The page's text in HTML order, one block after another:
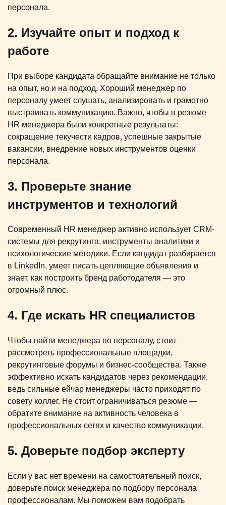
персонала.
2. Изучайте опыт и подход к
работе
При выборе кандидата обращайте внимание не только
на опыт, но и на подход. Хороший менеджер по
персоналу умеет слушать, анализировать и грамотно
выстраивать коммуникацию. Важно, чтобы в резюме
HR менеджера были конкретные результаты:
сокращение текучести кадров, успешные закрытые
вакансии, внедрение новых инструментов оценки
персонала.
3. Проверьте знание
инструментов и технологий
Современный HR менеджер активно использует CRM-
системы для рекрутинга, инструменты аналитики и
психологические методики. Если кандидат разбирается
в LinkedIn, умеет писать цепляющие объявления и
знает, как построить бренд работодателя — это
огромный плюс.
4. Где искать HR специалистов
Чтобы найти менеджера по персоналу, стоит
рассмотреть профессиональные площадки,
рекрутинговые форумы и бизнес-сообщества. Также
эффективно искать кандидатов через рекомендации,
ведь сильные ейчар менеджеры часто приходят по
совету коллег. Не стоит ограничиваться резюме —
обратите внимание на активность человека в
профессиональных сетях и качество коммуникации.
5. Доверьте подбор эксперту
Если у вас нет времени на самостоятельный поиск,
доверьте поиск менеджера по подбору персонала
профессионалам. Мы поможем вам подобрать